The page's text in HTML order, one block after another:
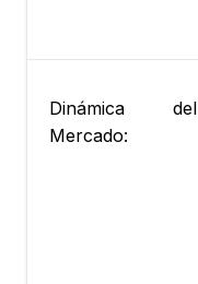
Dinámica del
Mercado: